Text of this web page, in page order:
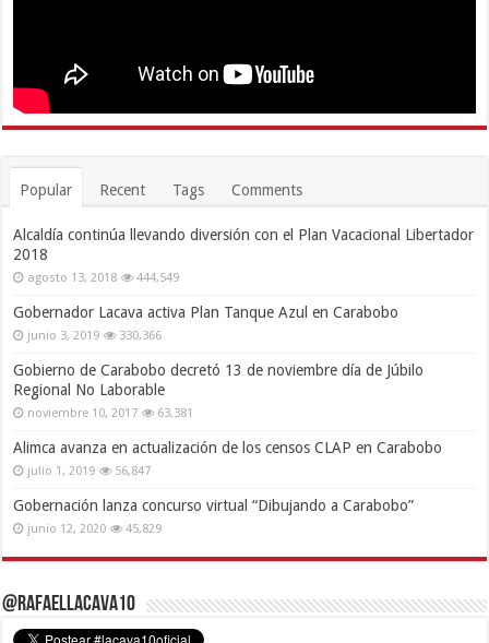
Popular Recent Tags Comments
Alcaldía continúa llevando diversión con el Plan Vacacional Libertador
2018
agosto 13, 2018 444,549
Gobernador Lacava activa Plan Tanque Azul en Carabobo
junio 3, 2019 330,366
Gobierno de Carabobo decretó 13 de noviembre día de Júbilo
Regional No Laborable
noviembre 10, 2017 63,381
Alimca avanza en actualización de los censos CLAP en Carabobo
julio 1, 2019 56,847
Gobernación lanza concurso virtual “Dibujando a Carabobo”
junio 12, 2020 45,829
@RafaelLacava10